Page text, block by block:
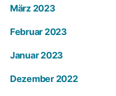
März 2023
Februar 2023
Januar 2023
Dezember 2022